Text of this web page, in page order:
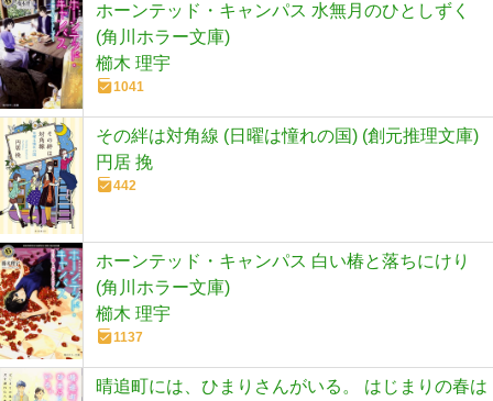
ホーンテッド・キャンパス 水無月のひとしずく
(角川ホラー文庫)
櫛木 理宇
1041
その絆は対角線 (日曜は憧れの国) (創元推理文庫)
円居 挽
442
ホーンテッド・キャンパス 白い椿と落ちにけり
(角川ホラー文庫)
櫛木 理宇
1137
晴追町には、ひまりさんがいる。 はじまりの春は